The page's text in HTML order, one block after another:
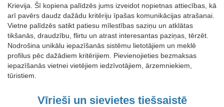
Krievija. Šī kopiena palīdzēs jums izveidot nopietnas attiecības, kā
arī pavērs daudz dažādu kritēriju īpašas komunikācijas atrašanai.
Vietne palīdzēs satikt patiesu mīlestības saziņu un atklātas
tikšanās, draudzību, flirtu un atrast interesantas paziņas, tērzēt.
Nodrošina unikālu iepazīšanās sistēmu lietotājiem un meklē
profilus pēc dažādiem kritērijiem. Pievienojieties bezmaksas
iepazīšanās vietnei vietējiem iedzīvotājiem, ārzemniekiem,
tūristiem.
Vīrieši un sievietes tiešsaistē